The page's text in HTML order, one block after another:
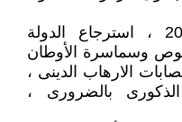
استطاعت ثورة 30 يونيو 2013 ، استرجاع الدولة
وسماسرة الأوطان
الارهاب الدينى ،
بالضرورى ،